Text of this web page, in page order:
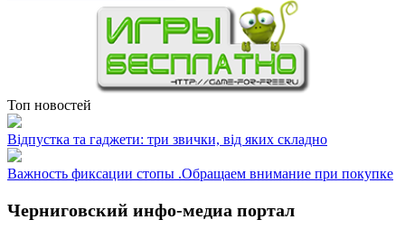
Топ новостей
Відпустка та гаджети: три звички, від яких складно
Важность фиксации стопы .Обращаем внимание при покупке
Черниговский инфо-медиа портал